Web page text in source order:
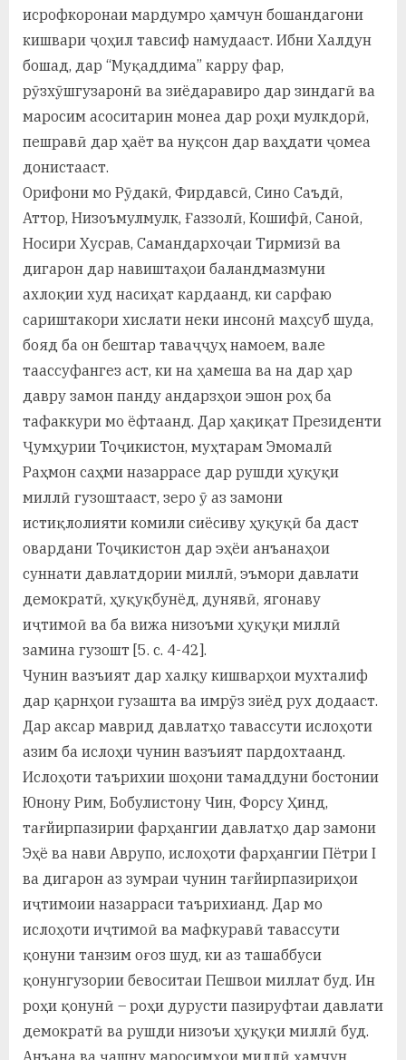
исрофкоронаи мардумро ҳамчун бошандагони
кишвари ҷоҳил тавсиф намудааст. Ибни Халдун
бошад, дар “Муқаддима” карру фар,
рӯзхӯшгузаронӣ ва зиёдаравиро дар зиндагӣ ва
маросим асоситарин монеа дар роҳи мулкдорӣ,
пешравӣ дар ҳаёт ва нуқсон дар ваҳдати ҷомеа
донистааст.
Орифони мо Рӯдакӣ, Фирдавсӣ, Сино Саъдӣ,
Аттор, Низоъмулмулк, Ғаззолӣ, Кошифӣ, Саноӣ,
Носири Хусрав, Самандархоҷаи Тирмизӣ ва
дигарон дар навиштаҳои баландмазмуни
ахлоқии худ насиҳат кардаанд, ки сарфаю
сариштакори хислати неки инсонӣ маҳсуб шуда,
бояд ба он бештар таваҷҷуҳ намоем, вале
таассуфангез аст, ки на ҳамеша ва на дар ҳар
давру замон панду андарзҳои эшон роҳ ба
тафаккури мо ёфтаанд. Дар ҳақиқат Президенти
Ҷумҳурии Тоҷикистон, муҳтарам Эмомалӣ
Раҳмон саҳми назаррасе дар рушди ҳуқуқи
миллӣ гузоштааст, зеро ӯ аз замони
истиқлолияти комили сиёсиву ҳуқуқӣ ба даст
овардани Тоҷикистон дар эҳёи анъанаҳои
суннати давлатдории миллӣ, эъмори давлати
демократӣ, ҳуқуқбунёд, дунявӣ, ягонаву
иҷтимоӣ ва ба вижа низоъми ҳуқуқи миллӣ
замина гузошт [5. с. 4-42].
Чунин вазъият дар халқу кишварҳои мухталиф
дар қарнҳои гузашта ва имрӯз зиёд рух додааст.
Дар аксар маврид давлатҳо тавассути ислоҳоти
азим ба ислоҳи чунин вазъият пардохтаанд.
Ислоҳоти таърихии шоҳони тамаддуни бостонии
Юнону Рим, Бобулистону Чин, Форсу Ҳинд,
тағйирпазирии фарҳангии давлатҳо дар замони
Эҳё ва нави Аврупо, ислоҳоти фарҳангии Пётри I
ва дигарон аз зумраи чунин тағйирпазириҳои
иҷтимоии назарраси таърихианд. Дар мо
ислоҳоти иҷтимоӣ ва мафкуравӣ тавассути
қонуни танзим оғоз шуд, ки аз ташаббуси
қонунгузории бевоситаи Пешвои миллат буд. Ин
роҳи қонунӣ – роҳи дурусти пазируфтаи давлати
демократӣ ва рушди низоъи ҳуқуқи миллӣ буд.